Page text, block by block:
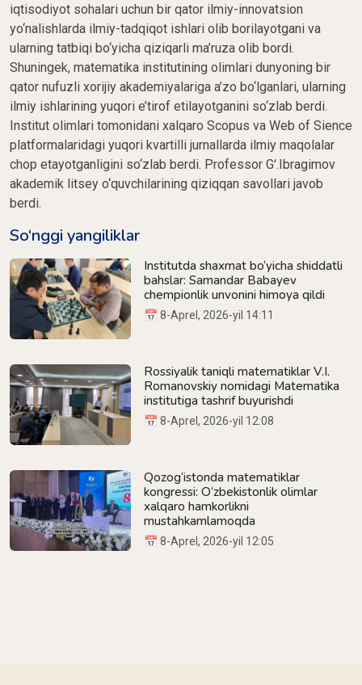
iqtisodiyot sohalari uchun bir qator ilmiy-innovatsion
yo‘nalishlarda ilmiy-tadqiqot ishlari olib borilayotgani va
ularning tatbiqi bo‘yicha qiziqarli ma’ruza olib bordi.
Shuningek, matematika institutining olimlari dunyoning bir
qator nufuzli xorijiy akademiyalariga a’zo bo‘lganlari, ularning
ilmiy ishlarining yuqori e’tirof etilayotganini so‘zlab berdi.
Institut olimlari tomonidani xalqaro Scopus va Web of Sience
platformalaridagi yuqori kvartilli jurnallarda ilmiy maqolalar
chop etayotganligini so‘zlab berdi. Professor Gʻ.Ibragimov
akademik litsey o‘quvchilarining qiziqqan savollari javob
berdi.
So‘nggi yangiliklar
Institutda shaxmat bo‘yicha shiddatli
bahslar: Samandar Babayev
chempionlik unvonini himoya qildi
📅 8-Aprel, 2026-yil 14:11
Rossiyalik taniqli matematiklar V.I.
Romanovskiy nomidagi Matematika
institutiga tashrif buyurishdi
📅 8-Aprel, 2026-yil 12:08
Qozog‘istonda matematiklar
kongressi: O‘zbekistonlik olimlar
xalqaro hamkorlikni
mustahkamlamoqda
📅 8-Aprel, 2026-yil 12:05